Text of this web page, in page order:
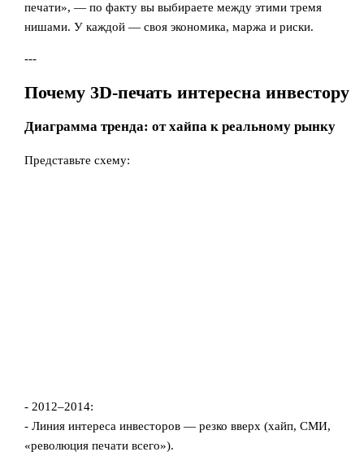
печати», — по факту вы выбираете между этими тремя
нишами. У каждой — своя экономика, маржа и риски.
---
Почему 3D-печать интересна инвестору
Диаграмма тренда: от хайпа к реальному рынку
Представьте схему:
- 2012–2014:
- Линия интереса инвесторов — резко вверх (хайп, СМИ,
«революция печати всего»).